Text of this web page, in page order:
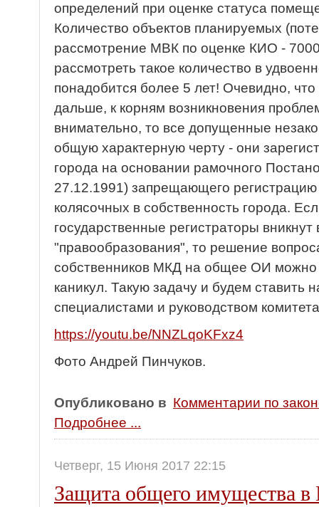
определений при оценке статуса
Количество объектов планируемых
рассмотрение МВК по оценке КИО -
рассмотреть такое количество в
понадобится более 5 лет! Очевидно,
дальше, к корням возникновения
внимательно, то все допущенные
общую характерную черту - они
города на основании рамочного
27.12.1991) запрещающего регистрацию
колясочных в собственность города.
государственные регистраторы вникнут
"правообразования", то решение
собственников МКД на общее ОИ можно
каникул. Такую задачу и будем ставить
специалистами и руководством
https://youtu.be/NNZLqoKFxz4
Фото Андрей Пинчуков.
Опубликовано в Комментарии по
Подробнее ...
Четверг, 15 Июня 2017 22:15
Защита общего имущества